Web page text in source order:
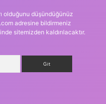
olduğunu düşündüğünüz
adresine bildirmeniz
sitemizden kaldırılacaktır.